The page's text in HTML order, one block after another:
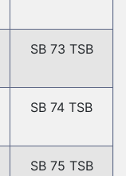
SB 73 TSB
SB 74 TSB
SB 75 TSB